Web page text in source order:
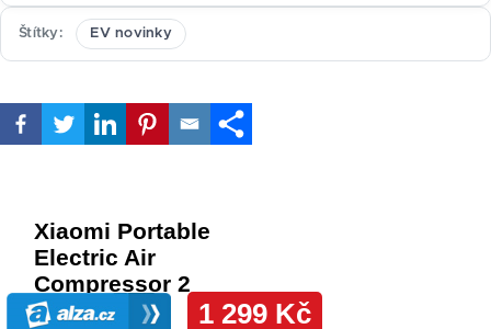
Štítky EV novinky